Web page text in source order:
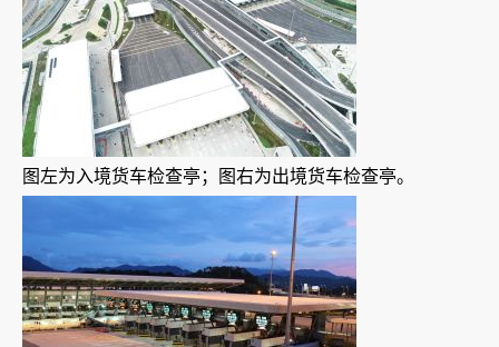
图左为入境货车检查亭；图右为出境货车检查亭。